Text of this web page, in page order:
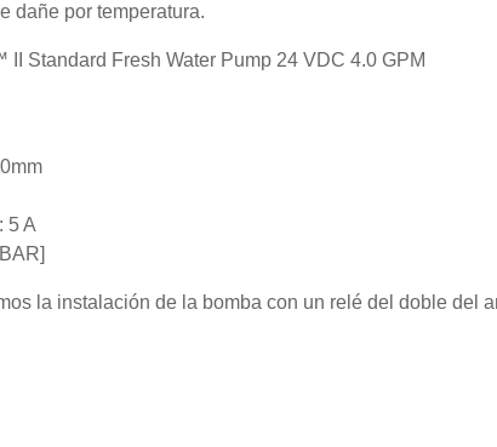
dañe por temperatura.
Standard Fresh Water Pump 24 VDC 4.0 GPM
5 A
la instalación de la bomba con un relé del doble del